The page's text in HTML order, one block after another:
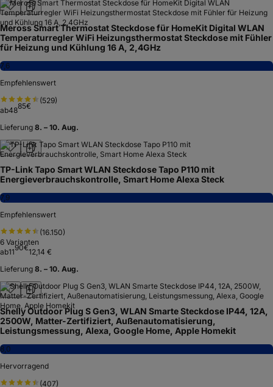
Meross Smart Thermostat Steckdose für HomeKit Digital WLAN
Temperaturregler WiFi Heizungsthermostat Steckdose mit Fühler
für Heizung und Kühlung 16 A, 2,4GHz
7,6
Empfehlenswert
(529)
ab4885€
Lieferung 8. – 10. Aug.
TP-Link Tapo Smart WLAN Steckdose Tapo P110 mit
Energieverbrauchskontrolle, Smart Home Alexa Steck
7,9
Empfehlenswert
(16.150)
6 Varianten
ab1190€12,14 €
Lieferung 8. – 10. Aug.
Shelly Outdoor Plug S Gen3, WLAN Smarte Steckdose IP44, 12A,
2500W, Matter-Zertifiziert, Außenautomatisierung,
Leistungsmessung, Alexa, Google Home, Apple Homekit
8,0
Hervorragend
(407)